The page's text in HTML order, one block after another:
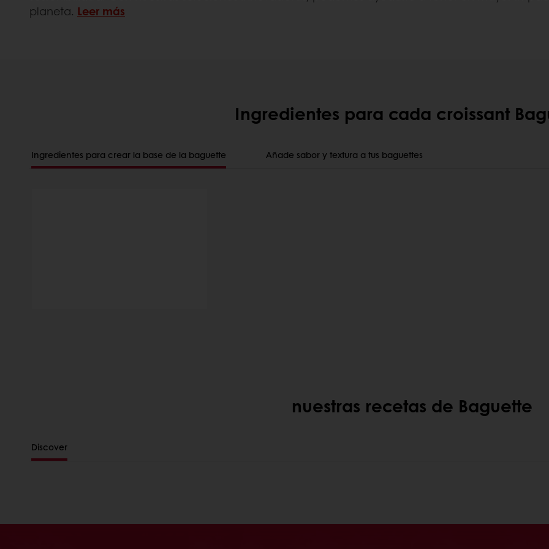
planeta. Leer más
Ingredientes para cada croissant
Ingredientes para crear la base de la baguette Añade sabor y textura a tus baguettes
nuestras recetas de Baguette
Discover